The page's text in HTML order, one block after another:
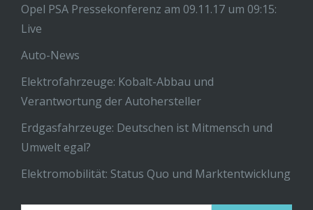
Opel PSA Pressekonferenz am 09.11.17 um 09:15:
Live
Auto-News
Elektrofahrzeuge: Kobalt-Abbau und
Verantwortung der Autohersteller
Erdgasfahrzeuge: Deutschen ist Mitmensch und
Umwelt egal?
Elektromobilität: Status Quo und Marktentwicklung